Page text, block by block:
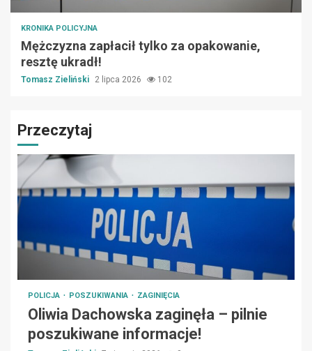
KRONIKA POLICYJNA
Mężczyzna zapłacił tylko za opakowanie,
resztę ukradł!
Tomasz Zieliński 2 lipca 2026 102
Przeczytaj
POLICJA POSZUKIWANIA ZAGINIĘCIA
Oliwia Dachowska zaginęła – pilnie
poszukiwane informacje!